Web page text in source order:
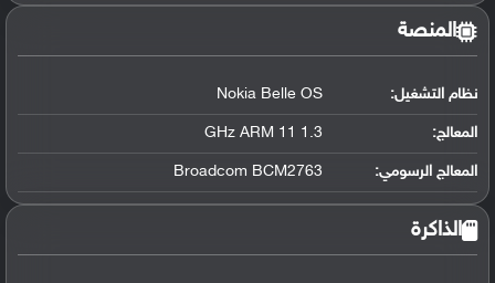
المنصة
نظام التشغيل:
Nokia Belle OS
المعالج:
1.3 GHz ARM 11
المعالج الرسومي:
Broadcom BCM2763
الذاكرة